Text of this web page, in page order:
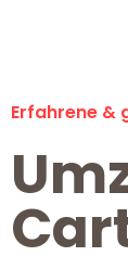
Erfahrene &